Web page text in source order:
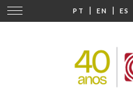
PT | EN | ES
Mudar
navegação